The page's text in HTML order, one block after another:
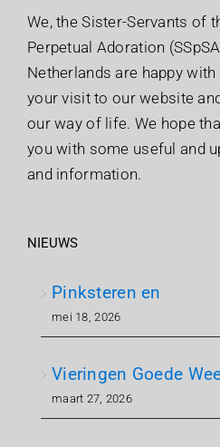
We, the Sister-Servants of
Perpetual Adoration
Netherlands are happy
your visit to our website
our way of life. We hope
you with some useful and
and information.
NIEUWS
Pinksteren en
mei 18, 2026
Vieringen Goede
maart 27, 2026